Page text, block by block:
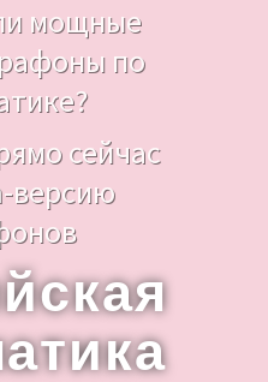
мощные
по
сейчас
версию